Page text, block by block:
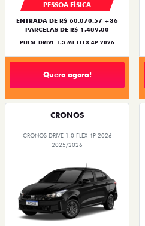
PESSOA FÍSICA
ENTRADA DE R$ 60.070,57 +36
PARCELAS DE R$ 1.489,00
PULSE DRIVE 1.3 MT FLEX 4P 2026
Quero agora!
CRONOS
CRONOS DRIVE 1.0 FLEX 4P 2026
2025/2026